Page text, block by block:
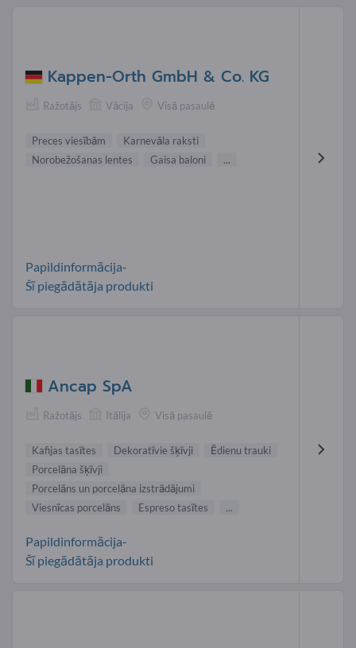
Kappen-Orth GmbH & Co. KG
Ražotājs Vācija Visā pasaulē
Preces viesībām
Karnevāla raksti
Norobežošanas lentes
Gaisa baloni ...
Papildinformācija-
Šī piegādātāja produkti
Ancap SpA
Ražotājs Itālija Visā pasaulē
Kafijas tasītes Dekoratīvie šķīvji
Ēdienu trauki
Porcelāna šķīvji
Porcelāns un porcelāna izstrādājumi
Viesnīcas porcelāns
Espreso tasītes ...
Papildinformācija-
Šī piegādātāja produkti